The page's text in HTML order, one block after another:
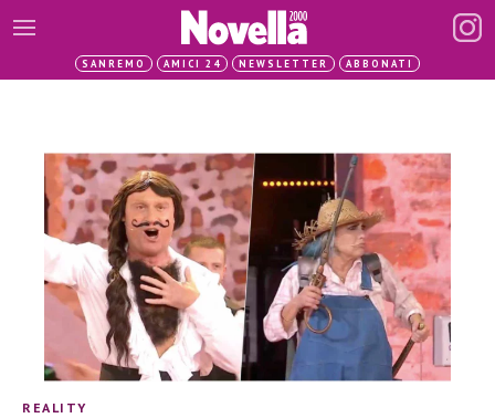
SANREMO AMICI 24 NEWSLETTER ABBONATI
REALITY